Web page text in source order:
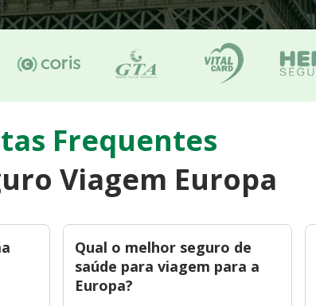
Frequentes
Viagem Europa
Qual o melhor seguro de
saúde para viagem para a
Europa?